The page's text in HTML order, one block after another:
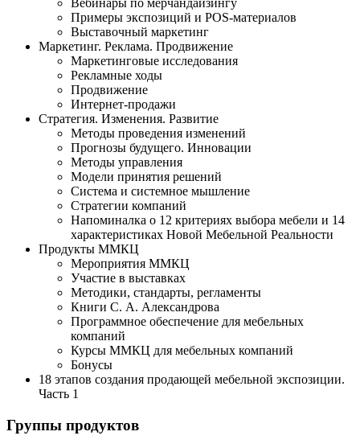
Примеры экспозиций и POS-материалов
Выставочный маркетинг
Маркетинг. Реклама. Продвижение
Маркетинговые исследования
Рекламные ходы
Продвижение
Интернет-продажи
Стратегия. Изменения. Развитие
Методы проведения изменений
Прогнозы будущего. Инновации
Методы управления
Модели принятия решений
Система и системное мышление
Стратегии компаний
Напоминалка о 12 критериях выбора мебели и 14
характеристиках Новой Мебельной Реальности
Продукты ММКЦ
Мероприятия ММКЦ
Участие в выставках
Методики, стандарты, регламенты
Книги С. А. Александрова
Программное обеспечение для мебельных
компаний
Курсы ММКЦ для мебельных компаний
Бонусы
18 этапов создания продающей мебельной экспозиции.
Часть 1
Группы продуктов